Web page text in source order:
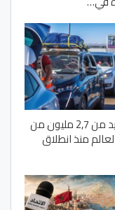
دخول أزيد من 2,7 مليون من
منذ انطلاق